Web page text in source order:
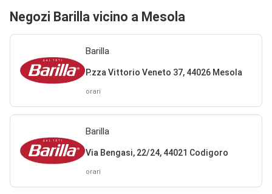
Negozi Barilla vicino a Mesola
Barilla
P.zza Vittorio Veneto 37, 44026 Mesola
orari
Barilla
Via Bengasi, 22/24, 44021 Codigoro
orari